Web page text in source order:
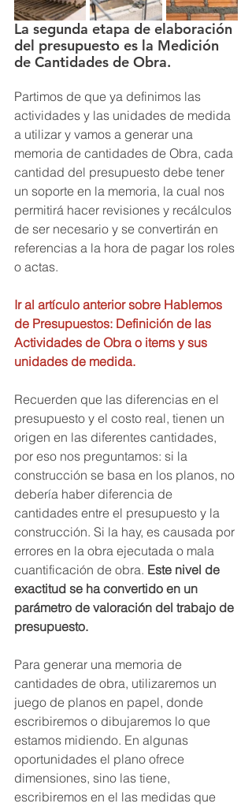
La segunda etapa de elaboración
del presupuesto es la Medición
de Cantidades de Obra.
Partimos de que ya definimos las
actividades y las unidades de medida
a utilizar y vamos a generar una
memoria de cantidades de Obra, cada
cantidad del presupuesto debe tener
un soporte en la memoria, la cual nos
permitirá hacer revisiones y recálculos
de ser necesario y se convertirán en
referencias a la hora de pagar los roles
o actas.
Ir al artículo anterior sobre Hablemos
de Presupuestos: Definición de las
Actividades de Obra o items y sus
unidades de medida.
Recuerden que las diferencias en el
presupuesto y el costo real, tienen un
origen en las diferentes cantidades,
por eso nos preguntamos: si la
construcción se basa en los planos, no
debería haber diferencia de
cantidades entre el presupuesto y la
construcción. Si la hay, es causada por
errores en la obra ejecutada o mala
cuantificación de obra. Este nivel de
exactitud se ha convertido en un
parámetro de valoración del trabajo de
presupuesto.
Para generar una memoria de
cantidades de obra, utilizaremos un
juego de planos en papel, donde
escribiremos o dibujaremos lo que
estamos midiendo. En algunas
oportunidades el plano ofrece
dimensiones, sino las tiene,
escribiremos en el las medidas que